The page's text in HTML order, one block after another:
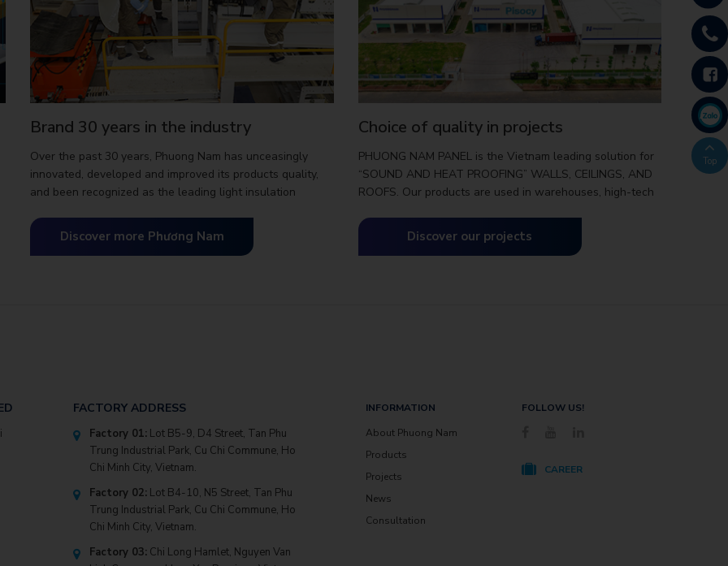
Brand 30 years in the industry
Over the past 30 years, Phuong Nam has unceasingly
innovated, developed and improved its products quality,
and been recognized as the leading light insulation
Discover more Phương Nam
Choice of quality in projects
PHUONG NAM PANEL is the Vietnam leading solution for
“SOUND AND HEAT PROOFING” WALLS, CEILINGS, AND
ROOFS. Our products are used in warehouses, high-tech
processing factories…
Discover our projects
FACTORY ADDRESS
Factory 01: Lot B5-9, D4 Street, Tan Phu
Trung Industrial Park, Cu Chi Commune, Ho
Chi Minh City, Vietnam.
Factory 02: Lot B4-10, N5 Street, Tan Phu
Trung Industrial Park, Cu Chi Commune, Ho
Chi Minh City, Vietnam.
Factory 03: Chi Long Hamlet, Nguyen Van
INFORMATION
About Phuong Nam
Products
Projects
News
Consultation
FOLLOW US!
CAREER